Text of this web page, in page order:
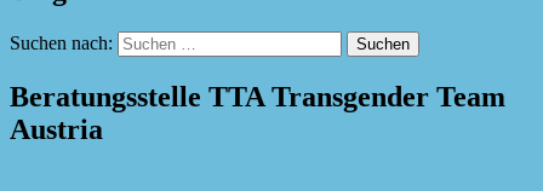
Suchen nach:
Beratungsstelle TTA Transgender Team
Austria